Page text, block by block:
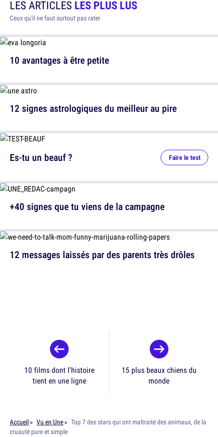
LES ARTICLES LES PLUS LUS
Ceux qu'il ne faut surtout pas rater
10 avantages à être petite
12 signes astrologiques du meilleur au pire
12 messages laissés par des parents très drôles
Es-tu un beauf ? Faire le test
+40 signes que tu viens de la campagne
10 films dont l'histoire
tient en une ligne
15 plus beaux chiens du
monde
Accueil Vu en Une
Top 7 des stars qui ont maltraité des animaux, de la
cruauté pure et simple